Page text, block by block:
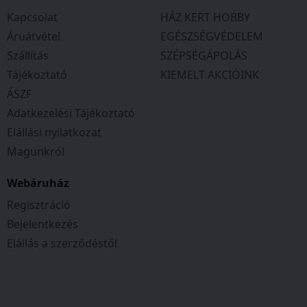
Kapcsolat
Áruátvétel
Szállítás
Tájékoztató
ÁSZF
Adatkezelési Tájékoztató
Elállási nyilatkozat
Magunkról
HÁZ KERT HOBBY
EGÉSZSÉGVÉDELEM
SZÉPSÉGÁPOLÁS
KIEMELT AKCIÓINK
Webáruház
Regisztráció
Bejelentkezés
Elállás a szerződéstől